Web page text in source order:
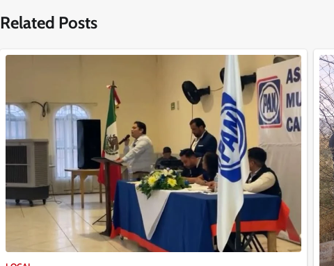
entradas
Related Posts